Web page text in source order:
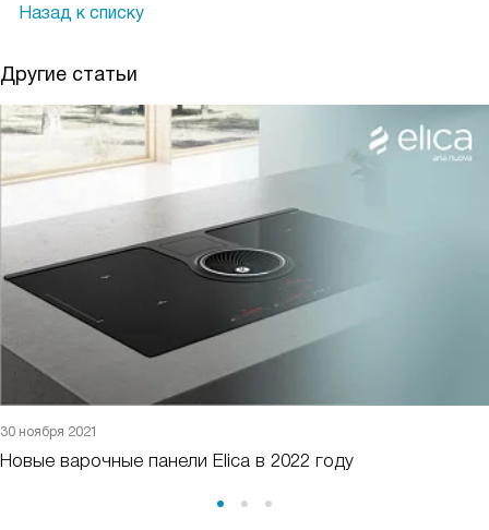
Назад к списку
Другие статьи
30 ноября 2021
Новые варочные панели Elica в 2022 году